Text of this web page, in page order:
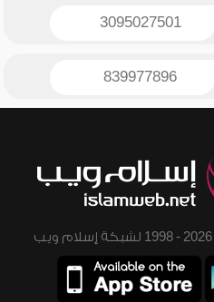
3095027501
839977896